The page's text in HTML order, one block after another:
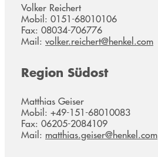
Volker Reichert
Mobil: 0151-68010106
Fax: 08034-706776
Mail: volker.reichert@henkel.com
Region Südost
Matthias Geiser
Mobil: +49-151-68010083
Fax: 06205-2084109
Mail: matthias.geiser@henkel.com